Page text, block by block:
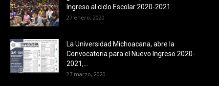
Ingreso al ciclo Escolar 2020-2021...
27 enero, 2020
La Universidad Michoacana, abre la
Convocatoria para el Nuevo Ingreso 2020-
2021,...
27 marzo, 2020